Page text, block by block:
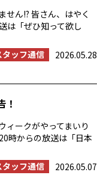
せん!? 皆さん、はやく
は「ぜひ知って欲し
タッフ通信
2026.05.28
！
ィークがやってまいり
時からの放送は「日本
タッフ通信
2026.05.07